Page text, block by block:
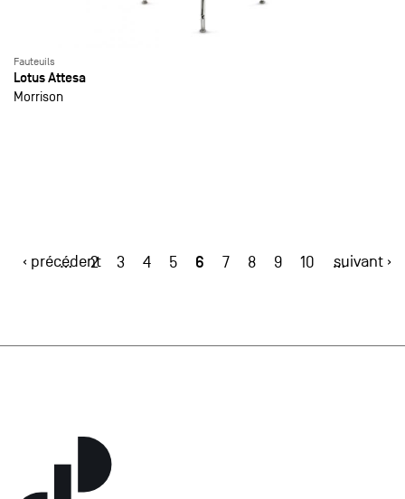
Fauteuils
Lotus Attesa
Morrison
‹ précédent
… 2 3 4 5 6 7 8 9 10 …
suivant ›